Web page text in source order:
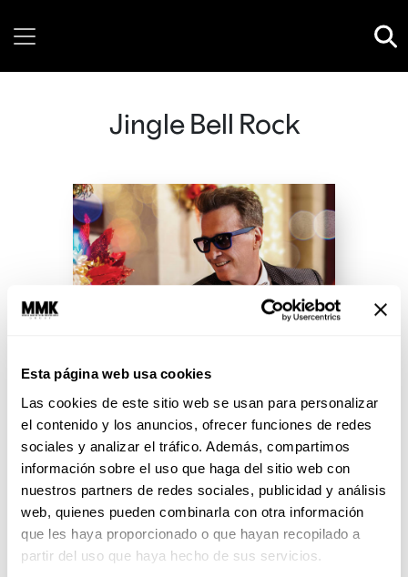
Esta página web usa cookies
Las cookies de este sitio web se usan para personalizar
el contenido y los anuncios, ofrecer funciones de redes
sociales y analizar el tráfico. Además, compartimos
información sobre el uso que haga del sitio web con
nuestros partners de redes sociales, publicidad y análisis
web, quienes pueden combinarla con otra información
que les haya proporcionado o que hayan recopilado a
partir del uso que haya hecho de sus servicios.
Jingle Bell Rock
Jueves de siempre en domingo:
Emmanuel en modo navideño
Y para cerrar el programa con
alegría… ¡Emmanuel is in da
house!